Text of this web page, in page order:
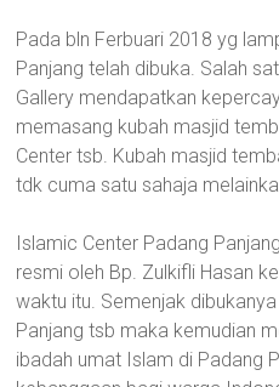
Pada bln Ferbuari 2018 yg
Panjang telah dibuka. Salah
Gallery mendapatkan
memasang kubah masjid
Center tsb. Kubah masjid
tdk cuma satu sahaja
Islamic Center Padang
resmi oleh Bp. Zulkifli Hasan
waktu itu. Semenjak
Panjang tsb maka kemudian
ibadah umat Islam di Padang